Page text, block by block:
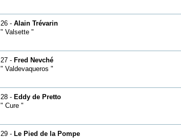
26 - Alain Trévarin
" Valsette "
27 - Fred Nevché
" Valdevaqueros "
28 - Eddy de Pretto
" Cure "
29 - Le Pied de la Pompe